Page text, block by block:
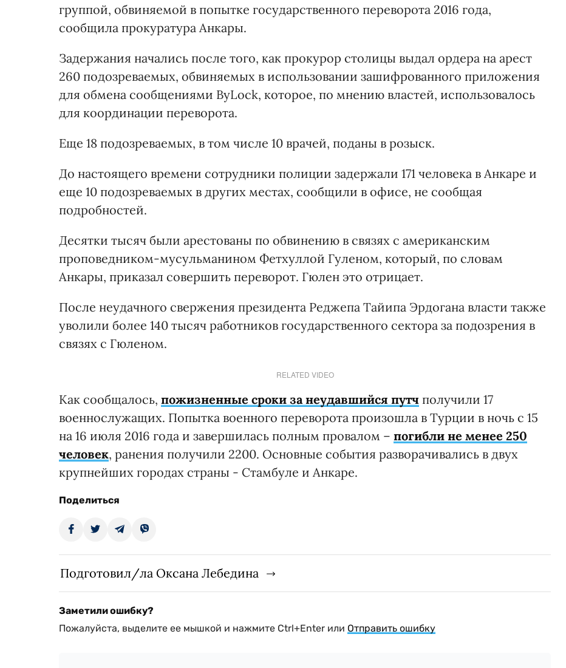
группой, обвиняемой в попытке государственного переворота 2016 года,
сообщила прокуратура Анкары.
Задержания начались после того, как прокурор столицы выдал ордера на арест
260 подозреваемых, обвиняемых в использовании зашифрованного приложения
для обмена сообщениями ByLock, которое, по мнению властей, использовалось
для координации переворота.
Еще 18 подозреваемых, в том числе 10 врачей, поданы в розыск.
До настоящего времени сотрудники полиции задержали 171 человека в Анкаре и
еще 10 подозреваемых в других местах, сообщили в офисе, не сообщая
подробностей.
Десятки тысяч были арестованы по обвинению в связях с американским
проповедником-мусульманином Фетхуллой Гуленом, который, по словам
Анкары, приказал совершить переворот. Гюлен это отрицает.
После неудачного свержения президента Реджепа Тайипа Эрдогана власти также
уволили более 140 тысяч работников государственного сектора за подозрения в
связях с Гюленом.
RELATED VIDEO
Как сообщалось, пожизненные сроки за неудавшийся путч получили 17
военнослужащих. Попытка военного переворота произошла в Турции в ночь с 15
на 16 июля 2016 года и завершилась полным провалом – погибли не менее 250
человек, ранения получили 2200. Основные события разворачивались в двух
крупнейших городах страны - Стамбуле и Анкаре.
Поделиться
Подготовил/ла Оксана Лебедина
Заметили ошибку?
Пожалуйста, выделите ее мышкой и нажмите Ctrl+Enter или Отправить ошибку